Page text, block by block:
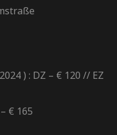
) : DZ – € 120 // EZ
€ 165